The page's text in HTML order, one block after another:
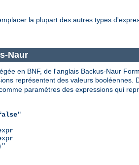
la plupart des autres types
Naur
en BNF, de l'anglais Backus-Naur
représentent des valeurs booléennes.
paramètres des expressions qui
"
"